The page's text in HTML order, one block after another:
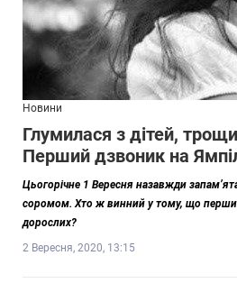
Новини
Глумилася з дітей,
Перший дзвоник на
Цьогорічне 1 Вересня назавжди
соромом. Хто ж винний у тому, що
дорослих?
2 Вересня, 2020, 13:15